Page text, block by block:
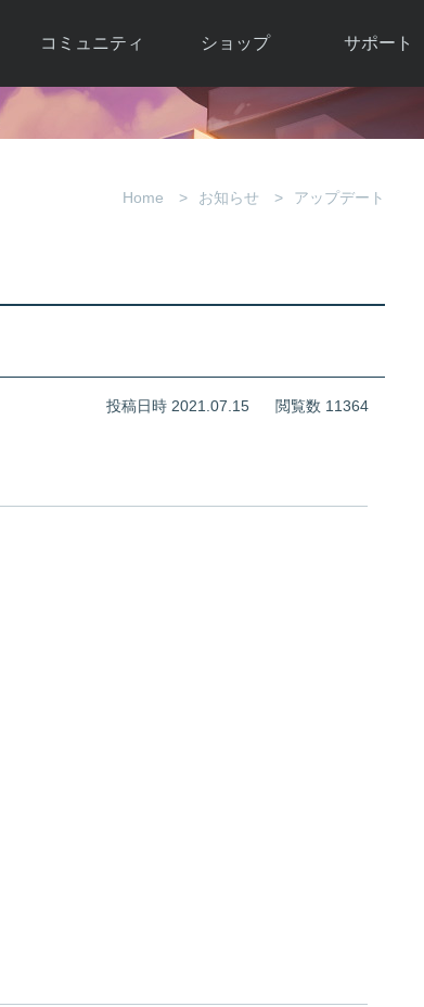
コミュニティ
自由掲示板
画像掲示板
ショップ
Y.Pの購入
アイテムカタロ
サポート
よくある質問
不具合対応状況
Home お知らせ アップデート
投稿日時 2021.07.15 閲覧数 11364